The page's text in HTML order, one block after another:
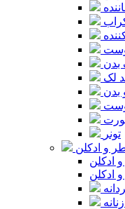
بدن
لک
تونر
و ادکلن
ادکلن
ادکلن